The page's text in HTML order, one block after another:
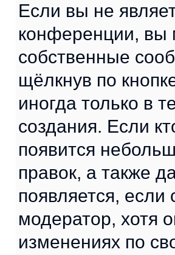
Если вы не
конференции, вы
собственные
щёлкнув по
иногда только в
создания. Если
появится
правок, а также
появляется,
модератор, хотя
изменениях по